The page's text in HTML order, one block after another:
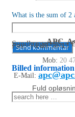
What is the sum of 2
Billed information
Fuld
APC
Sundkrogen 35 •
Fax: 74 48 50 45
Mob: 20
E-Mail:
Søg